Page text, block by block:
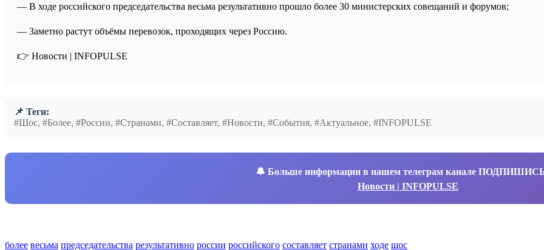
— В ходе российского председательства весьма результативно прошло более 30 министерских совещаний и форумов;
— Заметно растут объёмы перевозок, проходящих через Россию.
👉 Новости | INFOPULSE⁩
📌 Теги:
#Шос, #Более, #России, #Странами, #Составляет, #Новости, #События, #Актуальное, #INFOPULSE
🔔 Больше информации в нашем телеграм канале
Новости | INFOPULSE
более весьма председательства результативно россии российского составляет странами ходе шос